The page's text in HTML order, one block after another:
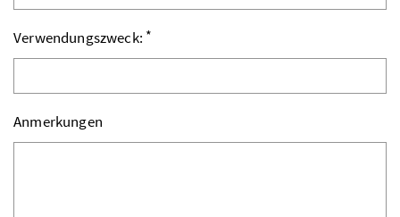
Verwendungszweck: *
Anmerkungen